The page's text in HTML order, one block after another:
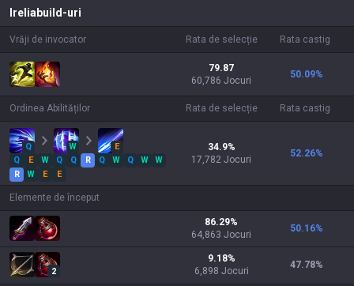
Irelia build-uri
Vrăji de invocator Rata de selecție Rata castig
79.87
60,786 Jocuri
50.09%
Ordinea Abilităților Rata de selecție Rata castig
Q W
E
Q
E W Q Q R Q W Q W
W
R
W E E
34.9%
17,782 Jocuri
52.26%
Elemente de început
86.29%
64,863 Jocuri
50.16%
2
9.18%
6,898 Jocuri
47.78%